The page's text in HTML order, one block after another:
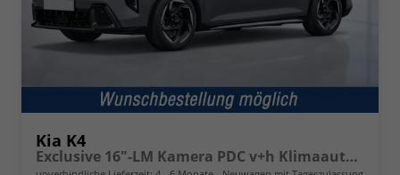
Kia K4
Exclusive 16"-LM Kamera PDC v+h Klimaauto. SHZ v